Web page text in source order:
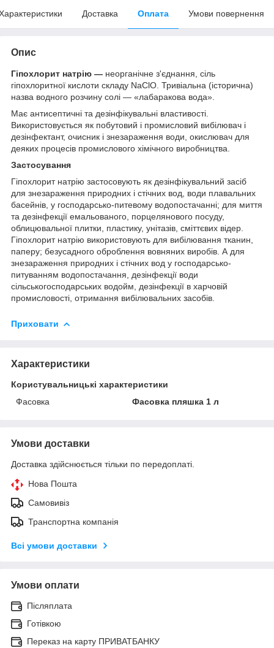
Доставка Оплата Умови повернення
Опис
Гіпохлорит натрію — неорганічне з'єднання, сіль
гіпохлоритної кислоти складу NaClO. Тривіальна (історична)
назва водного розчину солі — «лабаракова вода».
Має антисептичні та дезінфікувальні властивості.
Використовується як побутовий і промисловий вибілювач і
дезінфектант, очисник і знезараження води, окислювач для
деяких процесів промислового хімічного виробництва.
Застосування
Гіпохлорит натрію застосовують як дезінфікувальний засіб
для знезараження природних і стічних вод, води плавальних
басейнів, у господарсько-питевому водопостачанні; для миття
та дезінфекції емальованого, порцелянового посуду,
облицювальної плитки, пластику, унітазів, сміттєвих відер.
Гіпохлорит натрію використовують для вибілювання тканин,
паперу; безусадного оброблення вовняних виробів. А для
знезараження природних і стічних вод у господарсько-
питуванням водопостачання, дезінфекції води
сільськогосподарських водойм, дезінфекції в харчовій
промисловості, отримання вибілювальних засобів.
Приховати
Характеристики
Користувальницькі характеристики
Фасовка
Фасовка пляшка 1 л
Умови доставки
Доставка здійснюється тільки по передоплаті.
Нова Пошта
Самовивіз
Транспортна компанія
Всі умови доставки
Умови оплати
Післяплата
Готівкою
Переказ на карту ПРИВАТБАНКУ